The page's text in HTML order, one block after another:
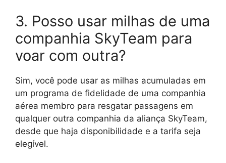
3. Posso usar milhas de uma
companhia SkyTeam para
voar com outra?
Sim, você pode usar as milhas acumuladas em
um programa de fidelidade de uma companhia
aérea membro para resgatar passagens em
qualquer outra companhia da aliança SkyTeam,
desde que haja disponibilidade e a tarifa seja
elegível.